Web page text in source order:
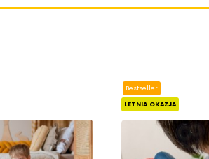
LETNIA OKAZJA
Bestseller